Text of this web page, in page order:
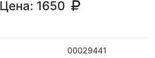
Цена: 1650
00029441